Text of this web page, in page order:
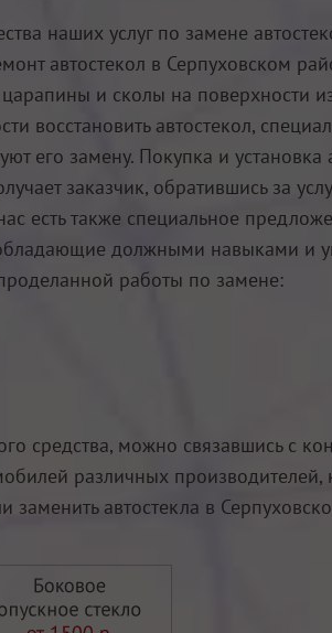
наших услуг по замене
автостекол в Серпуховском
царапины и сколы на поверхности
восстановить автостекол,
его замену. Покупка и установка
заказчик, обратившись за
есть также специальное
должными навыками и
работы по замене:
средства, можно связавшись с
различных производителей,
автостекла в